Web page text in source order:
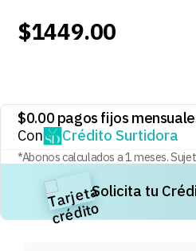
8.
audifonos
$1449.00
$0.00 pagos fijos
Con
Crédito Surtidora
*Abonos calculados a1meses.
Solicita tu